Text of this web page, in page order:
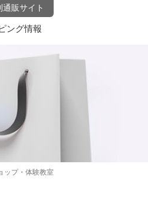
通販サイト
ング情報
ップ・体験教室